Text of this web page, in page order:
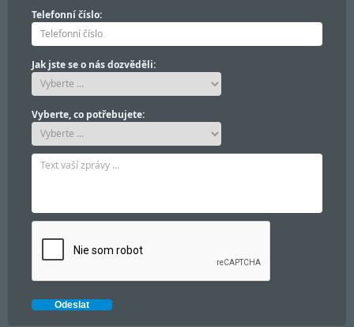
Telefonní číslo:
Jak jste se o nás dozvěděli:
Vyberte, co potřebujete: